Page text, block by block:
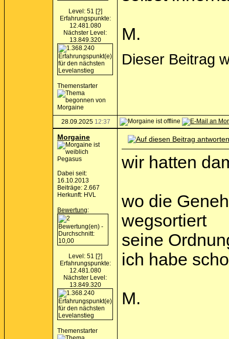
Level: 51 [?]
Erfahrungspunkte:
12.481.080
Nächster Level:
13.849.320
Themenstarter
M.
Dieser Beitrag
28.09.2025 12:37
Morgaine
Pegasus
Dabei seit:
16.10.2013
Beiträge: 2.667
Herkunft: HVL
Bewertung:
Level: 51 [?]
Erfahrungspunkte:
12.481.080
Nächster Level:
13.849.320
Themenstarter
wir hatten
wo die
wegsortiert
seine
ich habe
M.